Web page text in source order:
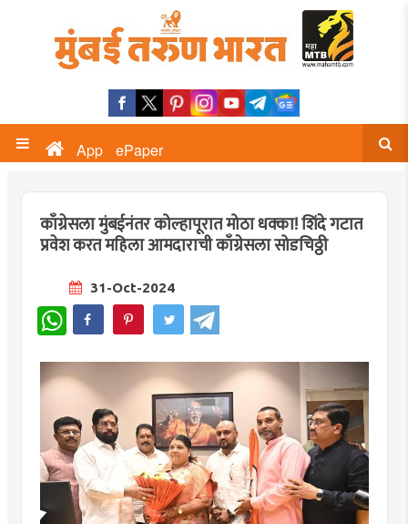
App ePaper
काँग्रेसला मुंबईनंतर कोल्हापूरात मोठा धक्का! शिंदे गटात
प्रवेश करत महिला आमदाराची काँग्रेसला सोडचिठ्ठी
31-Oct-2024
WhatsApp